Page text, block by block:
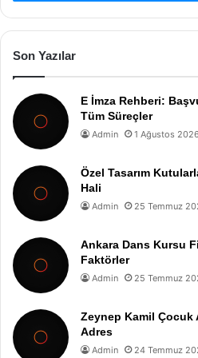
Son Yazılar
E İmza Rehberi:
Tüm Süreçler
Admin 1 Ağustos 2026
Özel Tasarım
Hali
Admin 25 Temmuz
Ankara Dans Kursu
Faktörler
Admin 25 Temmuz
Zeynep Kamil Çocuk
Adres
Admin 24 Temmuz